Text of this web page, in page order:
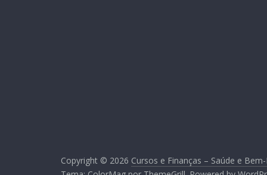
Copyright © 2026 Cursos e Finanças – Saúde e